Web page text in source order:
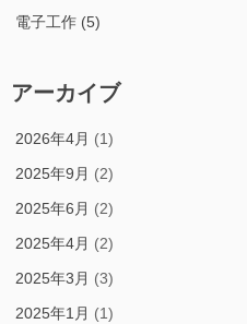
電子工作 (5)
アーカイブ
2026年4月 (1)
2025年9月 (2)
2025年6月 (2)
2025年4月 (2)
2025年3月 (3)
2025年1月 (1)